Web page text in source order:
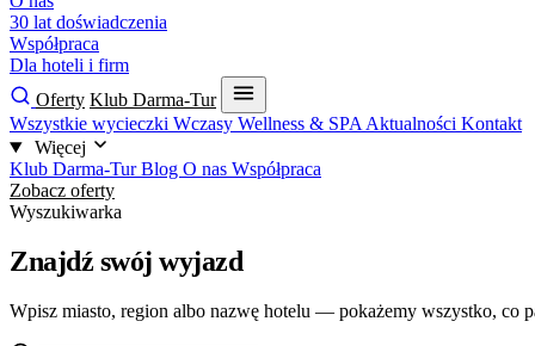
30 lat doświadczenia
Współpraca
Dla hoteli i firm
Oferty Klub Darma-Tur
Wszystkie wycieczki Wczasy Wellness & SPA Aktualności Kontakt
Więcej
Klub Darma-TurBlog O nas Współpraca
Zobacz oferty
Wyszukiwarka
Znajdź swój wyjazd
Wpisz miasto, region albo nazwę hotelu — pokażemy wszystko, co